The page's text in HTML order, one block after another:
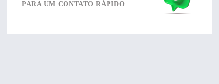
PARA UM CONTATO RÁPIDO